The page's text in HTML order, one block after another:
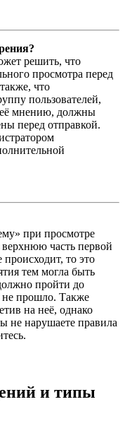
решить, что
просмотра перед
что
пользователей,
мнению, должны
перед отправкой.
при просмотре
часть первой
то это
тем могла быть
пройти до
не прошло. Также
на неё, однако
не нарушаете правила
и типы